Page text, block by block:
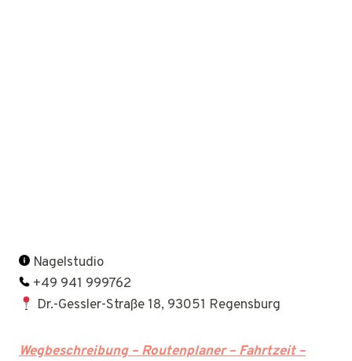
Nagelstudio
+49 941 999762
Dr.-Gessler-Straße 18, 93051 Regensburg
Wegbeschreibung – Routenplaner – Fahrtzeit –